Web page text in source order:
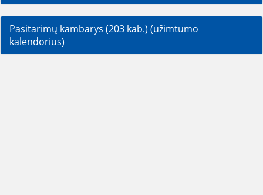
Pasitarimų kambarys (203 kab.) (užimtumo
kalendorius)